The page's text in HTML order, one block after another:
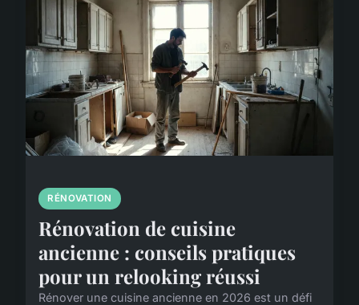
RÉNOVATION
Rénovation de cuisine
ancienne : conseils pratiques
pour un relooking réussi
Rénover une cuisine ancienne en 2026 est un défi